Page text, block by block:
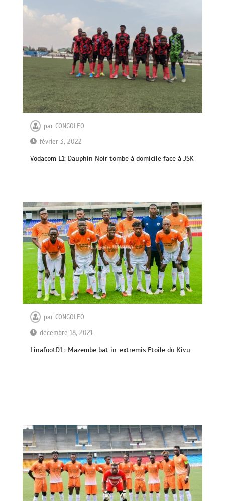
parCONGOLEO
février 3, 2022
Vodacom L1: Dauphin Noir tombe à domicile face à JSK
parCONGOLEO
décembre 18, 2021
LinafootD1 : Mazembe bat in-extremis Etoile du Kivu